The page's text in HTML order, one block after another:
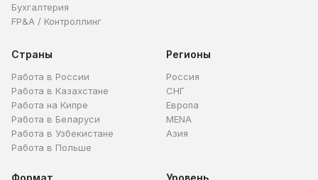
Бухгалтерия
FP&A / Контроллинг
Страны
Работа в России
Работа в Казахстане
Работа на Кипре
Работа в Беларуси
Работа в Узбекистане
Работа в Польше
Регионы
Россия
СНГ
Европа
MENA
Азия